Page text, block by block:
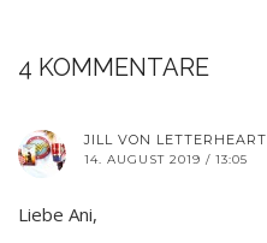
4 KOMMENTARE
JILL VON LETTERHEART
14. AUGUST 2019 / 13:05
Liebe Ani,